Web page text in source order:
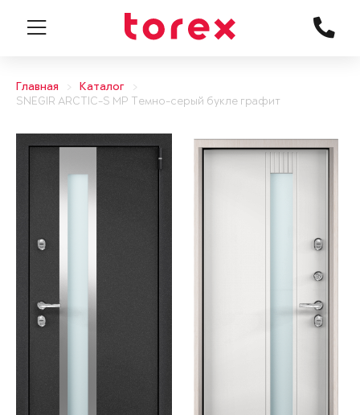
Главная
Каталог
SNEGIR ARCTIC-S MP Темно-серый букле графит